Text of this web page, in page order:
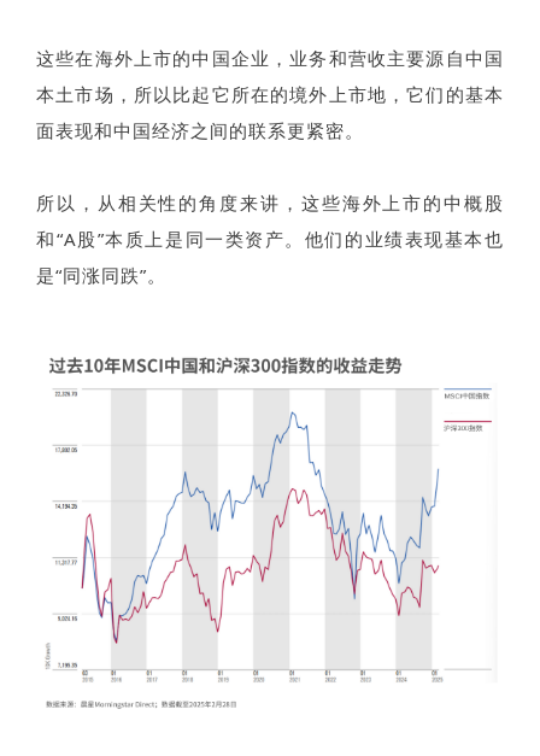
这些在海外上市的中国企业，业务和营收主要源自中国
本土市场，所以比起它所在的境外上市地，它们的基本
面表现和中国经济之间的联系更紧密。
所以，从相关性的角度来讲，这些海外上市的中概股
和“A股”本质上是同一类资产。他们的业绩表现基本也
是“同涨同跌”。